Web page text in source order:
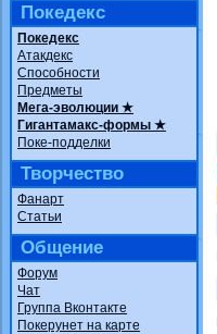
Покедекс
Покедекс
Атакдекс
Способности
Предметы
Мега-эволюции ★
Гигантамакс-формы ★
Поке-подделки
Творчество
Фанарт
Статьи
Общение
Форум
Чат
Группа Вконтакте
Покерунет на карте